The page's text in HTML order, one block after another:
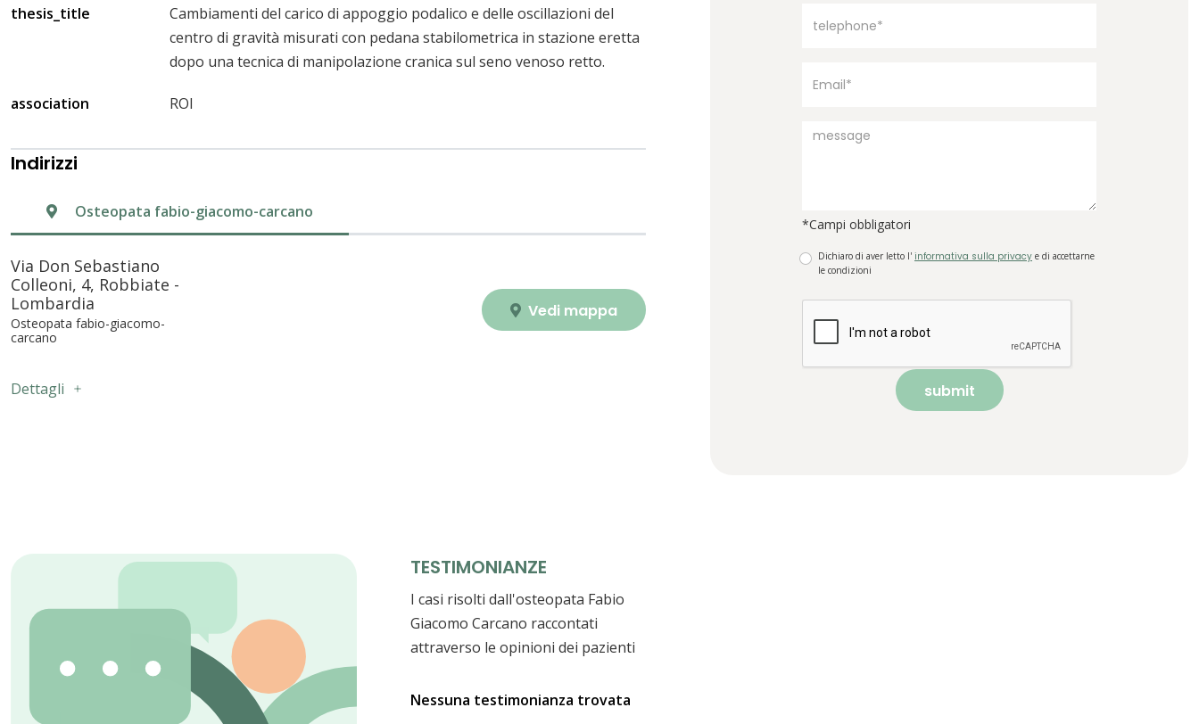
thesis_title
Cambiamenti del carico di appoggio podalico e delle oscillazioni del
centro di gravità misurati con pedana stabilometrica in stazione eretta
dopo una tecnica di manipolazione cranica sul seno venoso retto.
association ROI
Indirizzi
Osteopata fabio-giacomo-carcano
Via Don Sebastiano
Colleoni, 4, Robbiate -
Lombardia
Osteopata fabio-giacomo-
carcano
Vedi mappa
Dettagli
*Campi obbligatori
Dichiaro di aver letto l' informativa sulla privacy e di accettarne
le condizioni
submit
TESTIMONIANZE
I casi risolti dall'osteopata Fabio
Giacomo Carcano raccontati
attraverso le opinioni dei pazienti
Nessuna testimonianza trovata